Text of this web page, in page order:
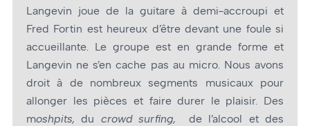
Langevin joue de la guitare à demi-accroupi et
Fred Fortin est heureux d’être devant une foule si
accueillante. Le groupe est en grande forme et
Langevin ne s’en cache pas au micro. Nous avons
droit à de nombreux segments musicaux pour
allonger les pièces et faire durer le plaisir. Des
moshpits,du crowd surfing, de l’alcool et des